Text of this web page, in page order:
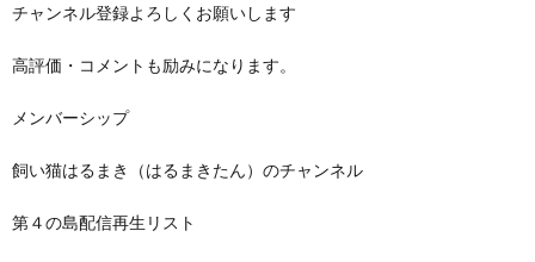
チャンネル登録よろしくお願いします
高評価・コメントも励みになります。
メンバーシップ
飼い猫はるまき（はるまきたん）のチャンネル
第４の島配信再生リスト